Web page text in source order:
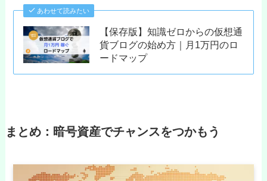
あわせて読みたい
【保存版】知識ゼロからの仮想通
貨ブログの始め方｜月1万円のロ
ードマップ
まとめ：暗号資産でチャンスをつかもう